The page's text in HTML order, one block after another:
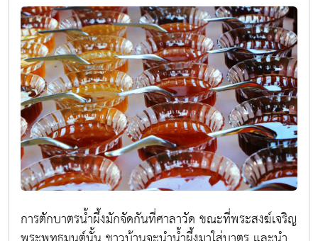
การตักบาตรน้ำผึ้งมักจัดกันที่ศาลาวัด ขณะที่พระสงฆ์เจริญ